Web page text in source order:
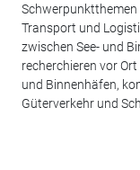
Transport und
zwischen See- und
recherchieren vor
und Binnenhäfen,
Güterverkehr und